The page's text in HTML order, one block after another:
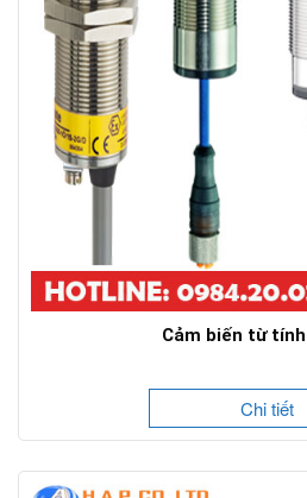
Cảm biến từ
Chi tiết